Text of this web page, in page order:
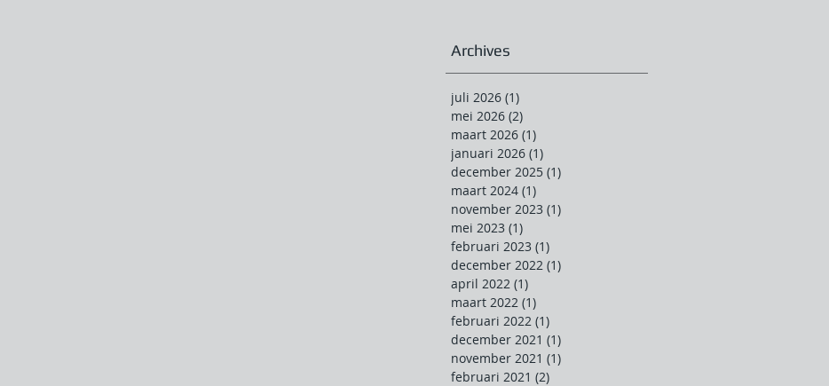
Archives
juli 2026 (1)
mei 2026 (2)
maart 2026 (1)
januari 2026 (1)
december 2025 (1)
maart 2024 (1)
november 2023 (1)
mei 2023 (1)
februari 2023 (1)
december 2022 (1)
april 2022 (1)
maart 2022 (1)
februari 2022 (1)
december 2021 (1)
november 2021 (1)
februari 2021 (2)